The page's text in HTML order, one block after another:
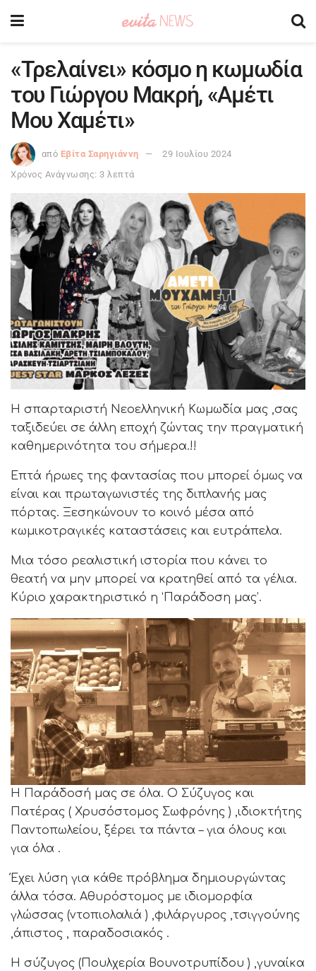
«Τρελαίνει» κόσμο η κωμωδία
του Γιώργου Μακρή, «Αμέτι
Μου Χαμέτι»
από Εβίτα Σαρηγιάννη
29 Ιουλίου 2024
Χρόνος Ανάγνωσης: 3 λεπτά
Η σπαρταριστή Νεοελληνική Κωμωδία μας ,σας
ταξιδεύει σε άλλη εποχή ζώντας την πραγματική
καθημερινότητα του σήμερα.!!
Επτά ήρωες της φαντασίας που μπορεί όμως να
είναι και πρωταγωνιστές της διπλανής μας
πόρτας. Ξεσηκώνουν το κοινό μέσα από
κωμικοτραγικές καταστάσεις και ευτράπελα.
Μια τόσο ρεαλιστική ιστορία που κάνει το
θεατή να μην μπορεί να κρατηθεί από τα γέλια.
Κύριο χαρακτηριστικό η ‘Παράδοση μας’.
Η Παράδοσή μας σε όλα. Ο Σύζυγος και
Πατέρας ( Χρυσόστομος Σωφρόνης ) ,ιδιοκτήτης
Παντοπωλείου, ξέρει τα πάντα – για όλους και
για όλα .
Έχει λύση για κάθε πρόβλημα δημιουργώντας
άλλα τόσα. Αθυρόστομος με ιδιομορφία
γλώσσας (ντοπιολαλιά ) ,φιλάργυρος ,τσιγγούνης
,άπιστος , παραδοσιακός .
Η σύζυγος (Πουλχερία Βουνοτρυπίδου ) ,γυναίκα